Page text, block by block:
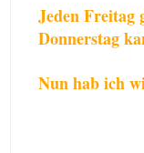
Jeden Freitag
Donnerstag
Nun hab ich